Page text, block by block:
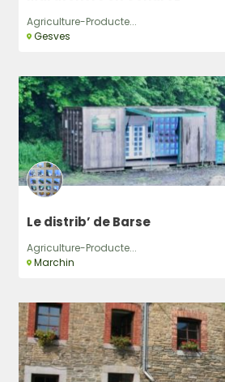
Agriculture-Producte...
Gesves
Le distrib’ de Barse
Agriculture-Producte...
Marchin